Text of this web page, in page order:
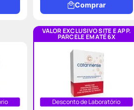
Comprar
VALOR EXCLUSIVO SITE E APP.
PARCELE EM ATÉ 6X
Desconto de Laboratório